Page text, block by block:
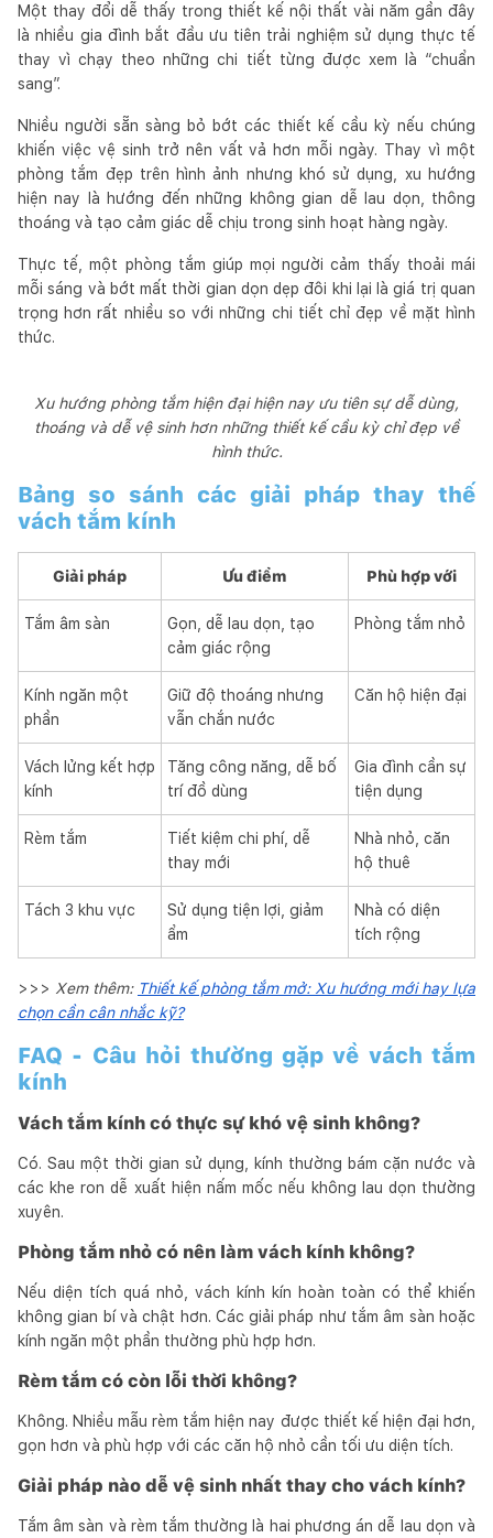
Một thay đổi dễ thấy trong thiết kế nội thất vài năm gần đây
là nhiều gia đình bắt đầu ưu tiên trải nghiệm sử dụng thực tế
thay vì chạy theo những chi tiết từng được xem là “chuẩn
sang”.
Nhiều người sẵn sàng bỏ bớt các thiết kế cầu kỳ nếu chúng
khiến việc vệ sinh trở nên vất vả hơn mỗi ngày. Thay vì một
phòng tắm đẹp trên hình ảnh nhưng khó sử dụng, xu hướng
hiện nay là hướng đến những không gian dễ lau dọn, thông
thoáng và tạo cảm giác dễ chịu trong sinh hoạt hàng ngày.
Thực tế, một phòng tắm giúp mọi người cảm thấy thoải mái
mỗi sáng và bớt mất thời gian dọn dẹp đôi khi lại là giá trị quan
trọng hơn rất nhiều so với những chi tiết chỉ đẹp về mặt hình
thức.
Xu hướng phòng tắm hiện đại hiện nay ưu tiên sự dễ dùng,
thoáng và dễ vệ sinh hơn những thiết kế cầu kỳ chỉ đẹp về
hình thức.
Bảng so sánh các giải pháp thay thế
vách tắm kính
Giải pháp Ưu điểm Phù hợp với
Tắm âm sàn
Gọn, dễ lau dọn, tạo
cảm giác rộng
Phòng tắm nhỏ
Kính ngăn một
phần
Giữ độ thoáng nhưng
vẫn chắn nước
Căn hộ hiện đại
Vách lửng kết hợp
kính
Tăng công năng, dễ bố
trí đồ dùng
Gia đình cần sự
tiện dụng
Rèm tắm
Tiết kiệm chi phí, dễ
thay mới
Nhà nhỏ, căn
hộ thuê
Tách 3 khu vực
Sử dụng tiện lợi, giảm
ẩm
Nhà có diện
tích rộng
>>> Xem thêm: Thiết kế phòng tắm mở: Xu hướng mới hay lựa
chọn cần cân nhắc kỹ?
FAQ - Câu hỏi thường gặp về vách tắm
kính
Vách tắm kính có thực sự khó vệ sinh không?
Có. Sau một thời gian sử dụng, kính thường bám cặn nước và
các khe ron dễ xuất hiện nấm mốc nếu không lau dọn thường
xuyên.
Phòng tắm nhỏ có nên làm vách kính không?
Nếu diện tích quá nhỏ, vách kính kín hoàn toàn có thể khiến
không gian bí và chật hơn. Các giải pháp như tắm âm sàn hoặc
kính ngăn một phần thường phù hợp hơn.
Rèm tắm có còn lỗi thời không?
Không. Nhiều mẫu rèm tắm hiện nay được thiết kế hiện đại hơn,
gọn hơn và phù hợp với các căn hộ nhỏ cần tối ưu diện tích.
Giải pháp nào dễ vệ sinh nhất thay cho vách kính?
Tắm âm sàn và rèm tắm thường là hai phương án dễ lau dọn và